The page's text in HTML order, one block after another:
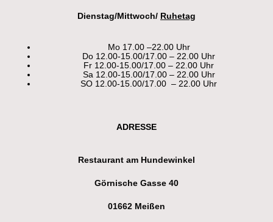
Dienstag/Mittwoch/ Ruhetag
Mo 17.00 –22.00 Uhr
Do 12.00-15.00/17.00 – 22.00 Uhr
Fr 12.00-15.00/17.00 – 22.00 Uhr
Sa 12.00-15.00/17.00 – 22.00 Uhr
SO 12.00-15.00/17.00 – 22.00 Uhr
ADRESSE
Restaurant am Hundewinkel
Görnische Gasse 40
01662 Meißen